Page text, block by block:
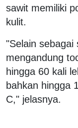
sawit memiliki
kulit.
"Selain sebagai
mengandung
hingga 60 kali
bahkan hingga
C," jelasnya.